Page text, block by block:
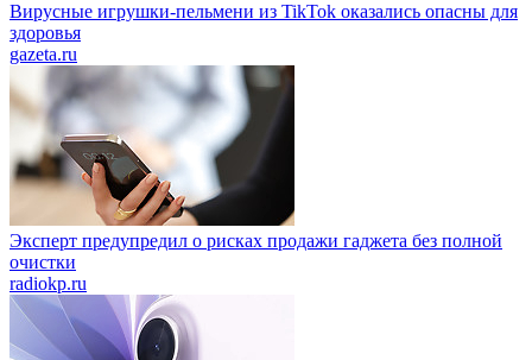
Вирусные игрушки-пельмени из TikTok оказались опасны для
здоровья
gazeta.ru
Эксперт предупредил о рисках продажи гаджета без полной
очистки
radiokp.ru